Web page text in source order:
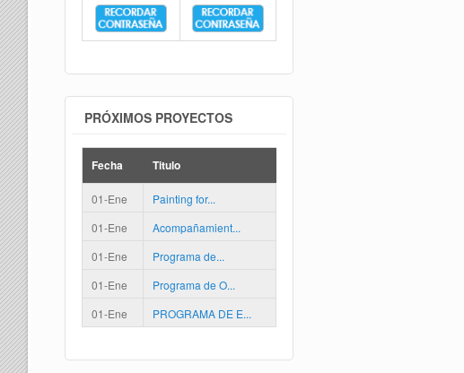
PRÓXIMOS PROYECTOS
Fecha Titulo
01-Ene
Painting for...
01-Ene
Acompañamient...
01-Ene
Programa de...
01-Ene
Programa de O...
01-Ene
PROGRAMA DE E...